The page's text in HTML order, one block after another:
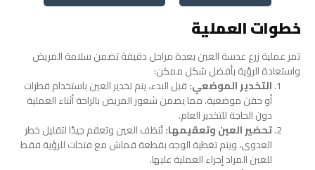
خطوات العملية
تمر عملية زرع عدسة العين بعدة مراحل دقيقة تضمن سلامة المريض
واستعادة الرؤية بأفضل شكل ممكن:
التخدير الموضعي:قبل البدء، يتم تخدير العين باستخدام قطرات
أو حقن موضعية، مما يضمن شعور المريض بالراحة أثناء العملية
دون الحاجة للتخدير العام.
تحضير العين وتعقيمها:تُنظف العين وتعقم جيدًا لتقليل خطر
العدوى، ويتم تغطية الوجه بقطعة قماش مع فتحات للرؤية فقط
للعين المراد إجراء العملية عليها.